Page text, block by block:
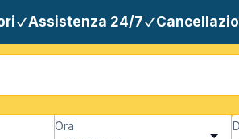
Assistenza 24/7
Ora